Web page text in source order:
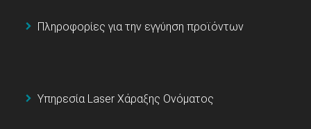
Πληροφορίες για την εγγύηση προϊόντων
Υπηρεσία Laser Χάραξης Ονόματος